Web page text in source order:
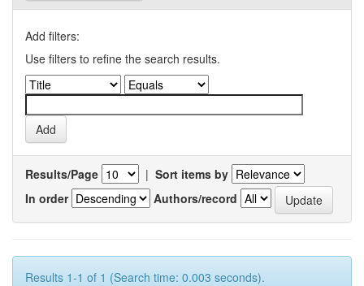
Add filters:
Use filters to refine the search results.
Results/Page | Sort items by
In order
Authors/record
Results 1-1 of 1 (Search time: 0.003 seconds).